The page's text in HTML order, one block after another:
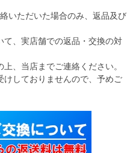
いただいた場合のみ、返品及び
、実店舗での返品・交換の対
、当店までご連絡ください。
けしておりませんので、予めご